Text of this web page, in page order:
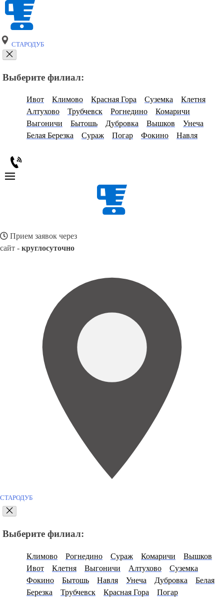
СТАРОДУБ
Выберите филиал:
Ивот Климово Красная Гора Суземка
Клетня
Алтухово
Трубчевск Рогнедино
Комаричи
Выгоничи
Бытошь Дубровка Вышков
Унеча
Белая Березка
Сураж Погар Фокино Навля
Прием заявок через
сайт - круглосуточно
СТАРОДУБ
Выберите филиал:
Климово Рогнедино Сураж Комаричи
Вышков
Ивот
Клетня Выгоничи Алтухово
Суземка
Фокино
Бытошь Навля Унеча Дубровка
Белая
Березка
Трубчевск Красная Гора Погар